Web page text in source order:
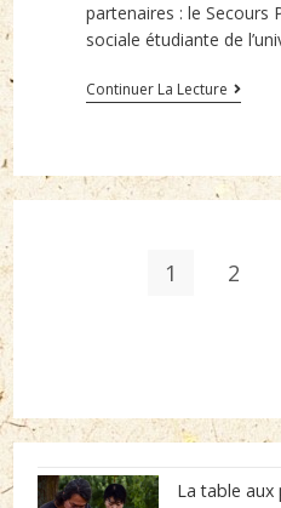
partenaires : le Secours
sociale étudiante de
Continuer La Lecture
Bilan
1 2
La table aux